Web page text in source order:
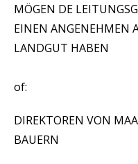
MÖGEN DE
EINEN ANGENEHMEN
LANDGUT HABEN
of:
DIREKTOREN VON
BAUERN